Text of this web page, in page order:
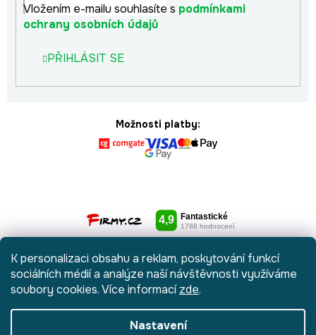
K personalizaci obsahu a reklam, poskytování funkcí
sociálních médií a analýze naší návštěvnosti využíváme
soubory cookies. Více informacízde.
Nastavení
Vložením e-mailu souhlasíte s podmínkami
ochrany osobních údajů
PŘIHLÁSIT SE
Možnosti platby: